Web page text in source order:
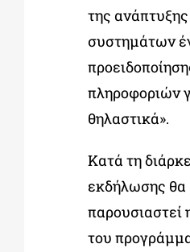
της ανάπτυξης
συστημάτων
πληροφοριών
θηλαστικά».
Κατά τη
εκδήλωσης θα
παρουσιαστεί
του